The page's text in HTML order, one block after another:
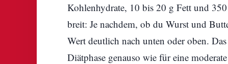
Kohlenhydrate, 10 bis 20 g Fett und
breit: Je nachdem, ob du Wurst und
Wert deutlich nach unten oder oben.
Diätphase genauso wie für eine